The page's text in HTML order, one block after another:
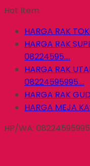
Hot Item
HARGA RAK
HARGA RAK
08224595....
HARGA RAK
08224595995....
HARGA RAK
HARGA MEJA
HP/WA: